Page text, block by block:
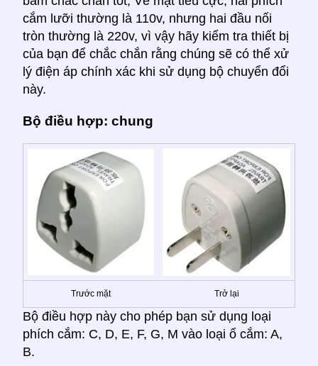
cắm lưỡi thường là 110v, nhưng hai đầu nối
tròn thường là 220v, vì vậy hãy kiểm tra thiết bị
của bạn để chắc chắn rằng chúng sẽ có thể xử
lý điện áp chính xác khi sử dụng bộ chuyển đổi
này.
Bộ điều hợp: chung
Trước mặt Trở lại
Bộ điều hợp này cho phép bạn sử dụng loại
phích cắm: C, D, E, F, G, M vào loại ổ cắm: A,
B.